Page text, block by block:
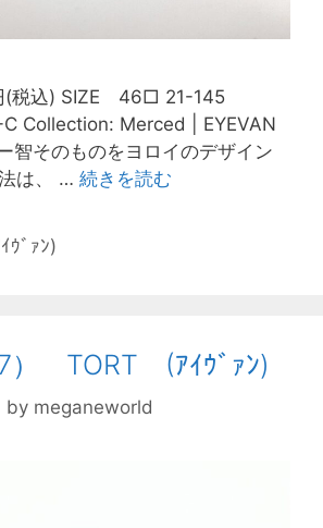
税込) SIZE 46□ 21-145
Collection: Merced | EYEVAN
智そのものをヨロイのデザイン
は、 … 続きを読む
ｳﾞｧﾝ)
） TORT (ｱｲｳﾞｧﾝ)
by meganeworld